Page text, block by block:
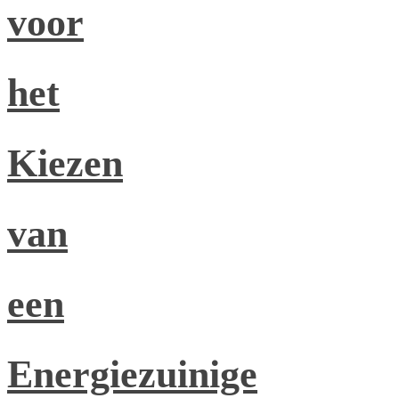
voor
het
Kiezen
van
een
Energiezuinige